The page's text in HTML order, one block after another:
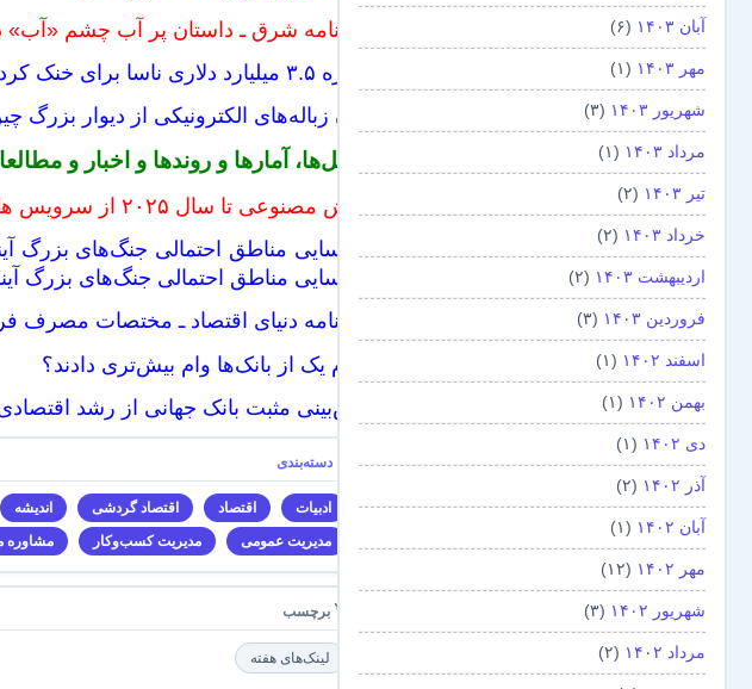
روزنامه شرق ـ داستان پر آب چشم «آب»
پروژه ۳.۵ میلیارد دلاری ناسا برای خنک کردن یک ابر آتشفشان! ـ ایسنا
وزن زباله‌های الکترونیکی از دیوار
تحلیل‌ها، آمارها و روندها و اخبار و
هوش مصنوعی تا سال ۲۰۲۵ از سرویس های Iaas و Paas پیشی می‌گیرد ـ هوشیو
شناسایی مناطق احتمالی جنگ‌های بزرگ
شناسایی مناطق احتمالی جنگ‌های بزرگ
روزنامه دنیای اقتصاد ـ مختصات مصرف
کدام یک از بانک‌ها وام بیش‌تری دادند؟
پیش‌بینی مثبت بانک جهانی از رشد اقتصادی و تراز
ادبیات اقتصاد اقتصاد گردشی اندیشه
مدیریت عمومی
مدیریت کسب‌و‌کار مشاوره
لینک‌های هفته
آبان ۱۴۰۳ (۶)
مهر ۱۴۰۳ (۱)
شهریور ۱۴۰۳ (۳)
مرداد ۱۴۰۳ (۱)
تیر ۱۴۰۳ (۲)
خرداد ۱۴۰۳ (۲)
اردیبهشت ۱۴۰۳ (۲)
فروردین ۱۴۰۳ (۳)
اسفند ۱۴۰۲ (۱)
بهمن ۱۴۰۲ (۱)
دی ۱۴۰۲ (۱)
آذر ۱۴۰۲ (۲)
آبان ۱۴۰۲ (۱)
مهر ۱۴۰۲ (۱۲)
شهریور ۱۴۰۲ (۳)
مرداد ۱۴۰۲ (۲)